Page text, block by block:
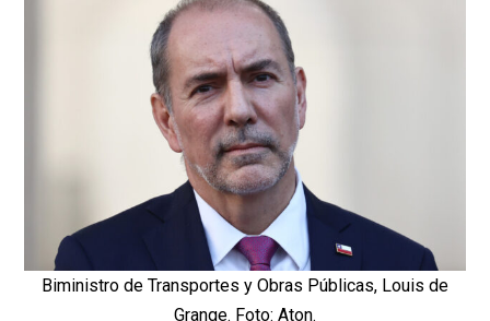
Biministro de Transportes y Obras Públicas, Louis de
Grange. Foto: Aton.